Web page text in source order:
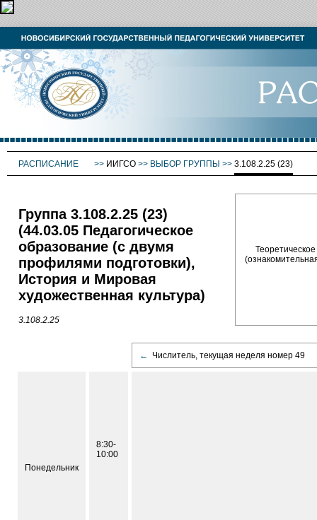
РАСПИСАНИЕ >> ИИГСО >> ВЫБОР ГРУППЫ >> 3.108.2.25 (23)
Группа 3.108.2.25 (23)
(44.03.05 Педагогическое
образование (с двумя
профилями подготовки),
История и Мировая
художественная культура)
3.108.2.25
← Числитель, текущая неделя номер 49
Понедельник
8:30-
10:00